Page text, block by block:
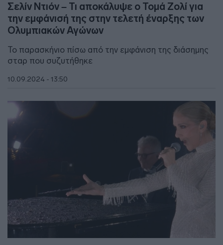
Σελίν Ντιόν – Τι αποκάλυψε ο Τομά Ζολί για
την εμφάνισή της στην τελετή έναρξης των
Ολυμπιακών Αγώνων
To παρασκήνιο πίσω από την εμφάνιση της διάσημης
σταρ που συζυτήθηκε
10.09.2024 - 13:50